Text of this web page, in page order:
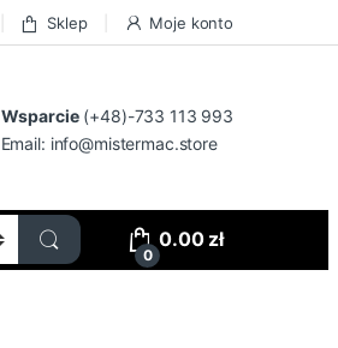
Sklep Moje konto
Wsparcie (+48)-733 113 993
Email: info@mistermac.store
0
0.00 zł